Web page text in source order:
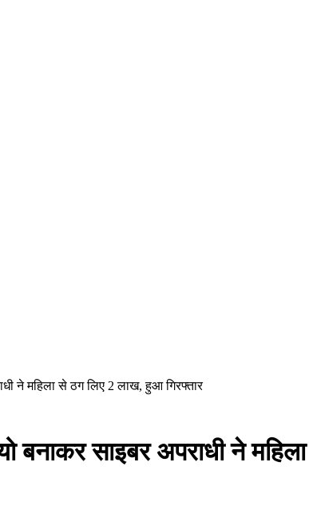
ने महिला से ठग लिए 2 लाख, हुआ गिरफ्तार
बनाकर साइबर अपराधी ने